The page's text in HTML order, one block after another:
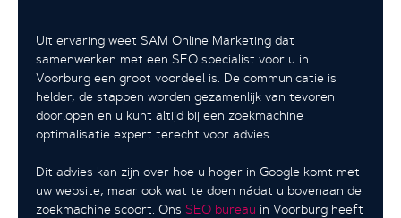
Uit ervaring weet SAM Online Marketing dat
samenwerken met een SEO specialist voor u in
Voorburg een groot voordeel is. De communicatie is
helder, de stappen worden gezamenlijk van tevoren
doorlopen en u kunt altijd bij een zoekmachine
optimalisatie expert terecht voor advies.
Dit advies kan zijn over hoe u hoger in Google komt met
uw website, maar ook wat te doen nádat u bovenaan de
zoekmachine scoort. Ons SEO bureau in Voorburg heeft